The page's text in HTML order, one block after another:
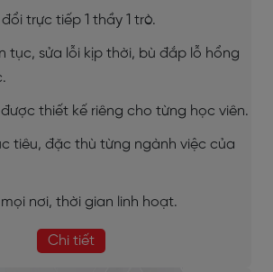
trực tiếp 1 thầy 1 trò.
tục, sửa lỗi kịp thời, bù đắp lỗ hổng
thiết kế riêng cho từng học viên.
tiêu, đặc thù từng ngành việc của
nơi, thời gian linh hoạt.
Chi tiết